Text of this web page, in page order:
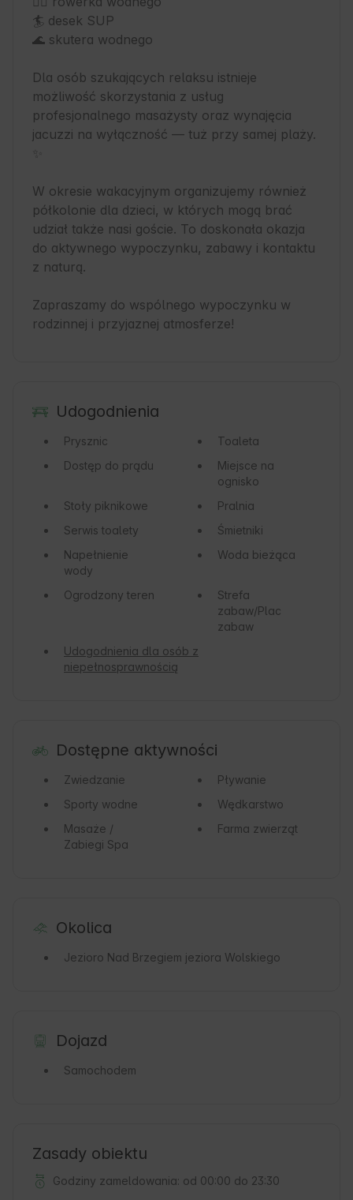
🏄 desek SUP
🌊 skutera wodnego
Dla osób szukających relaksu istnieje
możliwość skorzystania z usług
profesjonalnego masażysty oraz wynajęcia
jacuzzi na wyłączność — tuż przy samej plaży.
W okresie wakacyjnym organizujemy również
półkolonie dla dzieci, w których mogą brać
udział także nasi goście. To doskonała okazja
do aktywnego wypoczynku, zabawy i kontaktu
z naturą.
Zapraszamy do wspólnego wypoczynku w
rodzinnej i przyjaznej atmosferze!
Udogodnienia
Prysznic
Toaleta
Dostęp do prądu
Miejsce na
ognisko
Stoły piknikowe
Pralnia
Serwis toalety
Śmietniki
Napełnienie
wody
Woda bieżąca
Ogrodzony teren
Strefa
zabaw/Plac
zabaw
Udogodnienia dla osób z
niepełnosprawnością
Dostępne aktywności
Zwiedzanie
Pływanie
Sporty wodne
Wędkarstwo
Masaże /
Zabiegi Spa
Farma zwierząt
Okolica
Jezioro Nad Brzegiem jeziora Wolskiego
Dojazd
Samochodem
Zasady obiektu
Godziny zameldowania: od 00:00 do 23:30